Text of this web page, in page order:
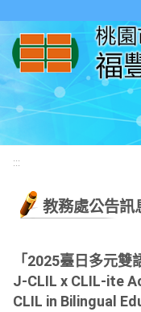
:::
教務處公告訊
「2025臺日多元
J-CLIL x CLIL-ite
CLIL in Bilingual